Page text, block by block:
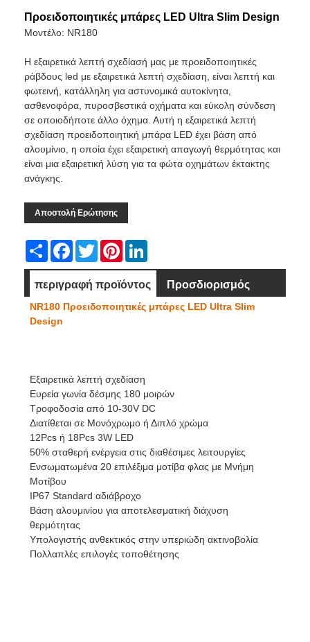
Προειδοποιητικές μπάρες LED Ultra Slim Design
Μοντέλο: NR180
Η εξαιρετικά λεπτή σχεδίασή μας με προειδοποιητικές
ράβδους led με εξαιρετικά λεπτή σχεδίαση, είναι λεπτή και
φωτεινή, κατάλληλη για αστυνομικά αυτοκίνητα,
ασθενοφόρα, πυροσβεστικά οχήματα και εύκολη σύνδεση
σε οποιοδήποτε άλλο όχημα. Αυτή η εξαιρετικά λεπτή
σχεδίαση προειδοποιητική μπάρα LED έχει βάση από
αλουμίνιο, η οποία έχει εξαιρετική απαγωγή θερμότητας και
είναι μια εξαιρετική λύση για τα φώτα οχημάτων έκτακτης
ανάγκης.
Αποστολή Ερώτησης
Share Facebook
TwitterPinterest
περιγραφή προϊόντος Προσδιορισμός
Διάσταση Βίντεο
NR180 Προειδοποιητικές μπάρες LED Ultra Slim
Design
Εξαιρετικά λεπτή σχεδίαση
Ευρεία γωνία δέσμης 180 μοιρών
Τροφοδοσία από 10-30V DC
Διατίθεται σε Μονόχρωμο ή Διπλό χρώμα
12Pcs ή 18Pcs 3W LED
50% σταθερή ενέργεια στις διαθέσιμες λειτουργίες
Ενσωματωμένα 20 επιλέξιμα μοτίβα φλας με Μνήμη
Μοτίβου
IP67 Standard αδιάβροχο
Βάση αλουμινίου για αποτελεσματική διάχυση
θερμότητας
Υπολογιστής ανθεκτικός στην υπεριώδη ακτινοβολία
Πολλαπλές επιλογές τοποθέτησης